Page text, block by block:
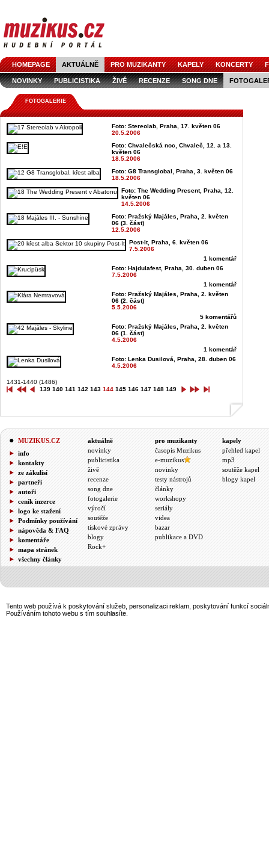
HOMEPAGE AKTUÁLNĚ PRO MUZIKANTY KAPELY KONCERTY
NOVINKY PUBLICISTIKA ŽIVĚ RECENZE SONG DNE
FOTOGALERIE
Foto: Stereolab, Praha, 17. květen 06
20.5.2006
Foto: Chvalečská noc, Chvaleč, 12. a 13.
květen 06
18.5.2006
Foto: G8 Transglobal, Praha, 3. květen 06
18.5.2006
Foto: The Wedding Present, Praha, 12.
květen 06
14.5.2006
Foto: Pražský Majáles, Praha, 2. květen
06 (3. část)
12.5.2006
Post-It, Praha, 6. květen 06
7.5.2006
1 komentář
Foto: Hajdulafest, Praha, 30. duben 06
7.5.2006
1 komentář
Foto: Pražský Majáles, Praha, 2. květen
06 (2. část)
5.5.2006
5 komentářů
Foto: Pražský Majáles, Praha, 2. květen
06 (1. část)
4.5.2006
1 komentář
Foto: Lenka Dusilová, Praha, 28. duben 06
4.5.2006
1431-1440 (1486)
139 140 141 142 143 144 145 146 147 148 149
MUZIKUS.CZ
info
kontakty
ze zákulisí
partneři
autoři
ceník inzerce
logo ke stažení
Podmínky používání
nápověda & FAQ
komentáře
mapa stránek
všechny články
aktuálně
novinky
publicistika
živě
recenze
song dne
fotogalerie
výročí
soutěže
tiskové zprávy
blogy
Rock+
pro muzikanty
časopis Muzikus
e-muzikus
novinky
testy nástrojů
články
workshopy
seriály
videa
bazar
publikace a DVD
kapely
přehled kapel
mp3
soutěže kapel
blogy kapel
Tento web používá k poskytování služeb, personalizaci reklam, poskytování funkcí
Používáním tohoto webu s tím souhlasíte.